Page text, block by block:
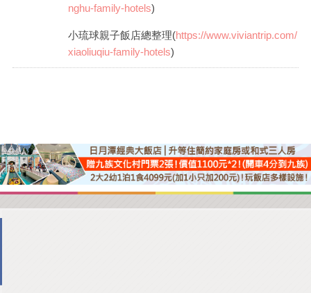
nghu-family-hotels)
小琉球親子飯店總整理(https://www.viviantrip.com/
xiaoliuqiu-family-hotels)